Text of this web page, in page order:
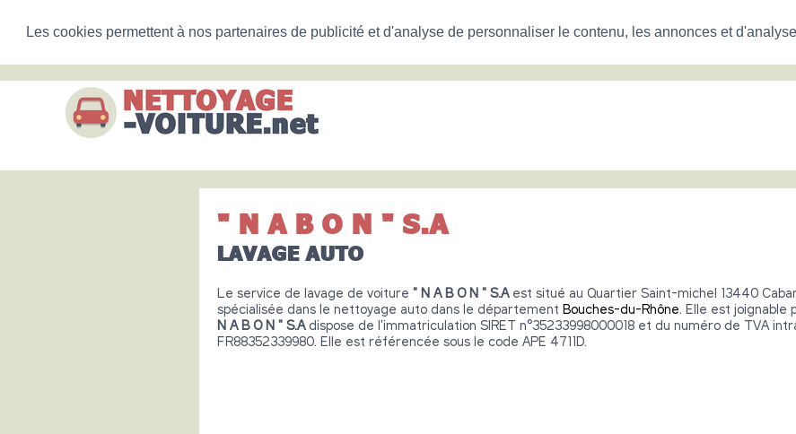
Les cookies permettent à nos partenaires de publicité et d'analyse de personnaliser le contenu, les annonces et
" N A B O N " S.A
LAVAGE AUTO
Le service de lavage de voiture " N A B O N " S.Aest situé au Quartier Saint-michel 13440
spécialisée dans le nettoyage auto dans le département Bouches-du-Rhône . Elle est
N A B O N " S.Adispose de l'immatriculation SIRET n°35233998000018 et du numéro de TVA
FR88352339980. Elle est référencée sous le code APE 4711D.